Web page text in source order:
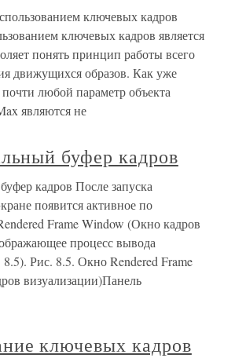
ключевых кадров
ключевых кадров является
понять принцип работы всего
движущихся образов. Как уже
любой параметр объекта
являются не
буфер кадров
кадров После запуска
появится активное по
Frame Window (Окно кадров
процесс вывода
Рис. 8.5. Окно Rendered Frame
визуализации)Панель
ключевых кадров